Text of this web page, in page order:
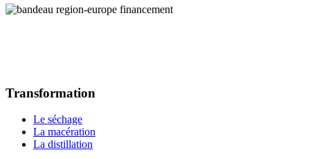
Transformation
Le séchage
La macération
La distillation